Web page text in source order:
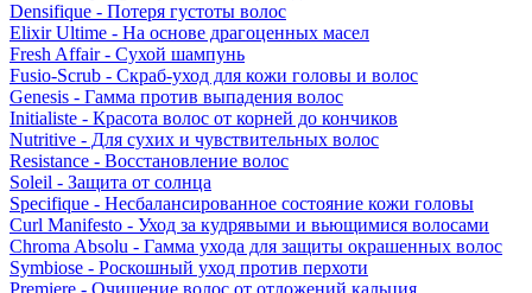
Densifique - Потеря густоты волос
Elixir Ultime - На основе драгоценных масел
Fresh Affair - Сухой шампунь
Fusio-Scrub - Скраб-уход для кожи головы и волос
Genesis - Гамма против выпадения волос
Initialiste - Красота волос от корней до кончиков
Nutritive - Для сухих и чувствительных волос
Resistance - Восстановление волос
Soleil - Защита от солнца
Specifique - Несбалансированное состояние кожи головы
Curl Manifesto - Уход за кудрявыми и вьющимися волосами
Chroma Absolu - Гамма ухода для защиты окрашенных волос
Symbiose - Роскошный уход против перхоти
Premiere - Очищение волос от отложений кальция